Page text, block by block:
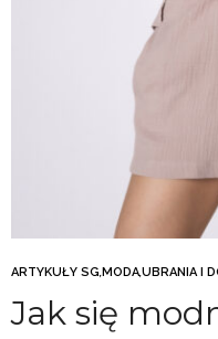
ARTYKUŁY SG,MODA,UBRANIA I
Jak się